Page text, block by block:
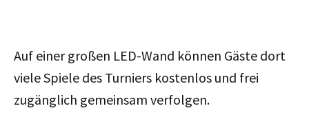
Auf einer großen LED-Wand können Gäste dort
viele Spiele des Turniers kostenlos und frei
zugänglich gemeinsam verfolgen.